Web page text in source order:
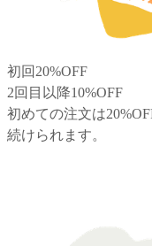
初回20%OFF
2回目以降10%OFF
初めての注文は
続けられます。